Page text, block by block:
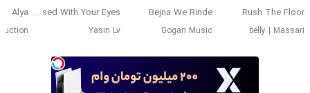
Rush The Floor
belly | Massari
Bejna We Rinde
Gogan Music
Obsessed With Your Eyes
Yasin Lv
Alya